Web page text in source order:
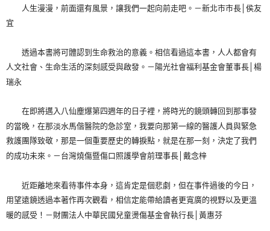
人生漫漫，前面還有風景，讓我們一起向前走吧。－新北市市長│侯友
宜
透過本書將可體認到生命救治的意義。相信看過這本書，人人都會有
人文社會、生命生活的深刻感受與啟發。－陽光社會福利基金會董事長│楊
瑞永
在即將邁入八仙塵爆第四週年的日子裡，將時光的鏡頭轉回到那事發
的當晚，在那淡水馬偕醫院的急診室，我要向那第一線的醫護人員與緊急
救護團隊致敬，那是一個重要歷史的轉捩點，就是在那一刻，決定了我們
的成功未來。－台灣燒傷暨傷口照護學會前理事長│戴念梓
近距離地來看待事件本身，這肯定是個悲劇，但在事件過後的今日，
用望遠鏡透過本著作再次觀看，相信定能帶給讀者更寬廣的視野以及更溫
暖的感受！－財團法人中華民國兒童燙傷基金會執行長│黃惠芬